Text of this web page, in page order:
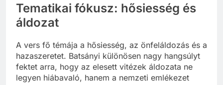
Tematikai fókusz: hősiesség és
áldozat
A vers fő témája a hősiesség, az önfeláldozás és a
hazaszeretet. Batsányi különösen nagy hangsúlyt
fektet arra, hogy az elesett vitézek áldozata ne
legyen hiábavaló, hanem a nemzeti emlékezet